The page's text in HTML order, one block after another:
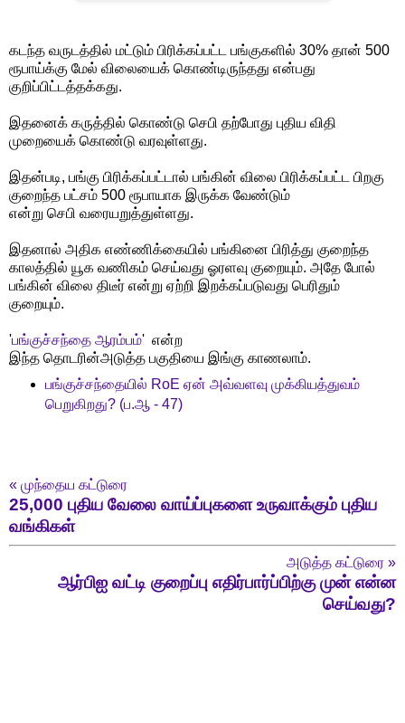
கடந்த வருடத்தில் மட்டும் பிரிக்கப்பட்ட பங்குகளில் 30% தான் 500
ரூபாய்க்கு மேல் விலையைக் கொண்டிருந்தது என்பது
குறிப்பிட்டத்தக்கது.
இதனைக் கருத்தில் கொண்டு செபி தற்போது புதிய விதி
முறையைக் கொண்டு வரவுள்ளது.
இதன்படி, பங்கு பிரிக்கப்பட்டால் பங்கின் விலை பிரிக்கப்பட்ட பிறகு
குறைந்த பட்சம் 500 ரூபாயாக இருக்க வேண்டும்
என்று செபி வரையறுத்துள்ளது.
இதனால் அதிக எண்ணிக்கையில் பங்கினை பிரித்து குறைந்த
காலத்தில் யூக வணிகம் செய்வது ஓரளவு குறையும். அதே போல்
பங்கின் விலை திடீர் என்று ஏற்றி இறக்கப்படுவது பெரிதும்
குறையும்.
'பங்குச்சந்தை ஆரம்பம்' என்ற
இந்த தொடரின்அடுத்த பகுதியை இங்கு காணலாம்.
பங்குச்சந்தையில் RoE ஏன் அவ்வளவு முக்கியத்துவம்
பெறுகிறது? (ப.ஆ - 47)
« முந்தைய கட்டுரை
25,000 புதிய வேலை வாய்ப்புகளை உருவாக்கும் புதிய
வங்கிகள்
அடுத்த கட்டுரை »
ஆர்பிஐ வட்டி குறைப்பு எதிர்பார்ப்பிற்கு முன் என்ன
செய்வது?